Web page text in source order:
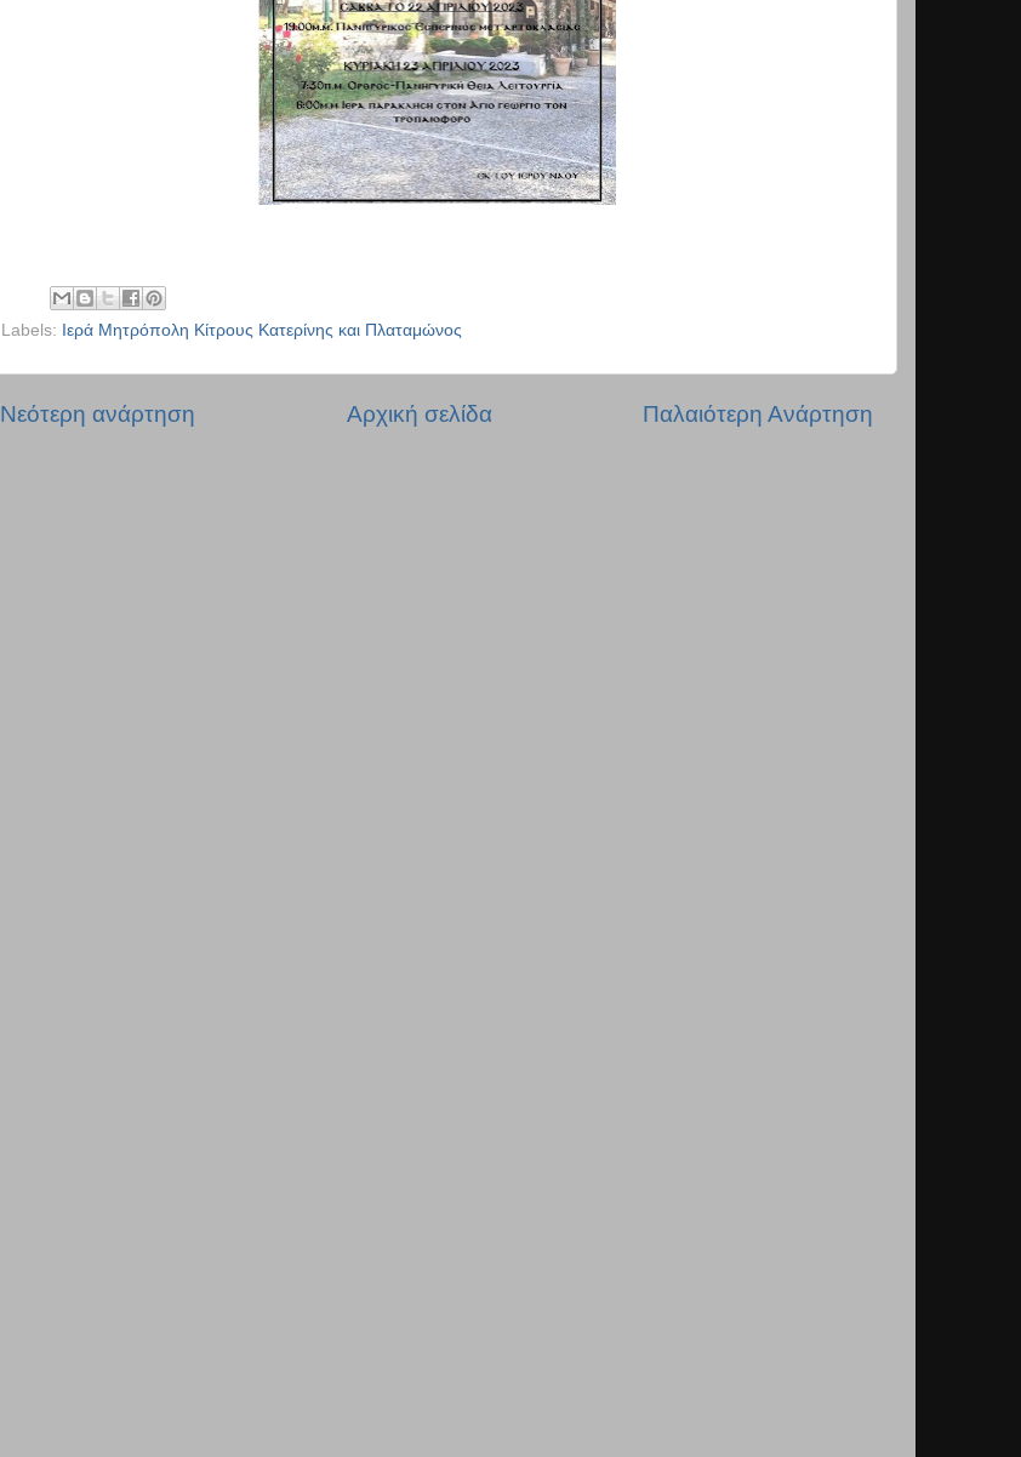
Labels: Ιερά Μητρόπολη Κίτρους Κατερίνης και Πλαταμώνος
Νεότερη ανάρτηση Παλαιότερη Ανάρτηση
Αρχική σελίδα